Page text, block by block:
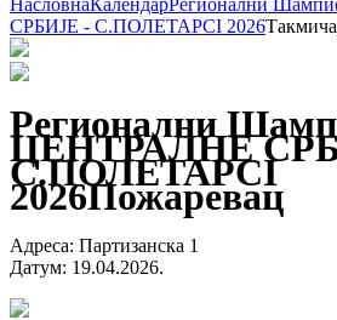
НасловнаКалендарРегионални
СРБИЈЕ - С.ПОЛЕТАРCI 2026
Регионални
ЦЕНТРАЛНЕ
С.ПОЛЕТАРCI
2026Пожаревац
Адреса: Партизанска 1
Датум: 19.04.2026.